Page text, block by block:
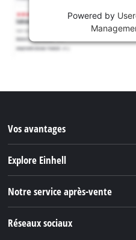
Powered by
Vos avantages
Explore Einhell
Einhell Germany AG
Notre service après-vente
Réseaux sociaux